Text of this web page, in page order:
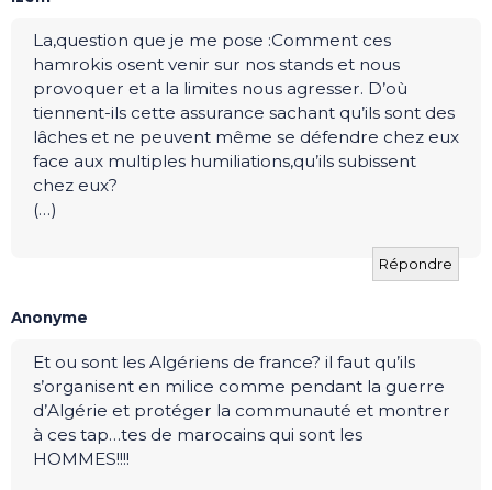
La,question que je me pose :Comment ces
hamrokis osent venir sur nos stands et nous
provoquer et a la limites nous agresser. D’où
tiennent-ils cette assurance sachant qu’ils sont des
lâches et ne peuvent même se défendre chez eux
face aux multiples humiliations,qu’ils subissent
chez eux?
(…)
Répondre
Anonyme
Et ou sont les Algériens de france? il faut qu’ils
s’organisent en milice comme pendant la guerre
d’Algérie et protéger la communauté et montrer
à ces tap…tes de marocains qui sont les
HOMMES!!!!